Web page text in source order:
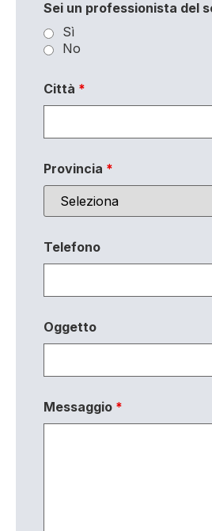
Sei un professionista del
Sì
No
Città *
Provincia *
Telefono
Oggetto
Messaggio *